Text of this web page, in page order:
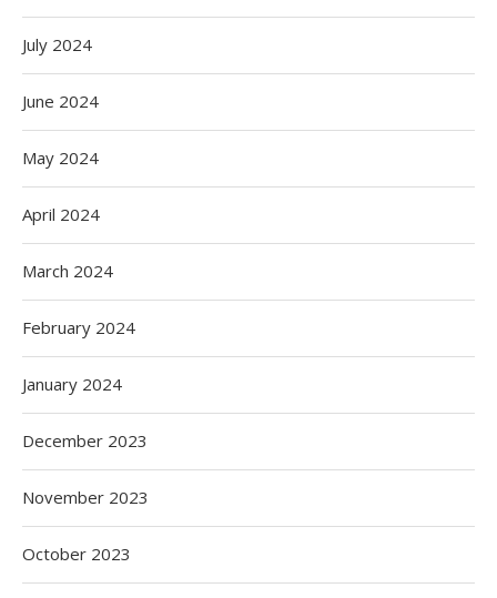
July 2024
June 2024
May 2024
April 2024
March 2024
February 2024
January 2024
December 2023
November 2023
October 2023